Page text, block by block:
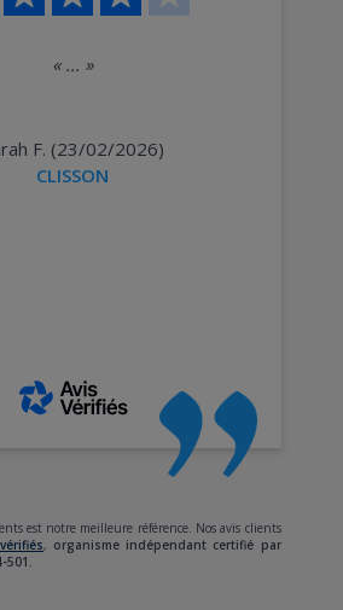
« ... »
F. (23/02/2026)
CLISSON
est notre meilleure référence. Nos avis clients
, organisme indépendant certifié par
501.